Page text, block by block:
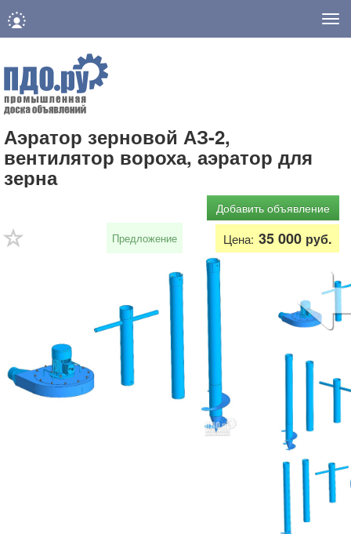
Аэратор зерновой АЗ-2,
вентилятор вороха, аэратор для
зерна
Добавить объявление
Предложение Цена: 35 000 руб.